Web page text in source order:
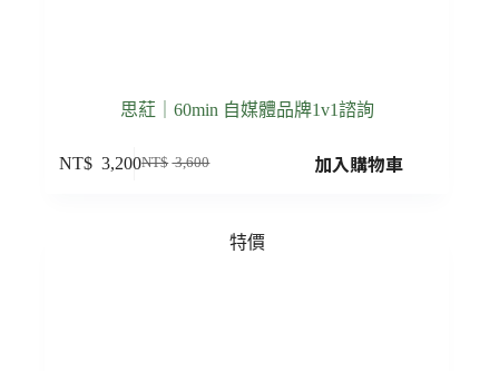
思葒｜60min 自媒體品牌1v1諮詢
NT$ 3,600
NT$ 3,200 加入購物車
特價